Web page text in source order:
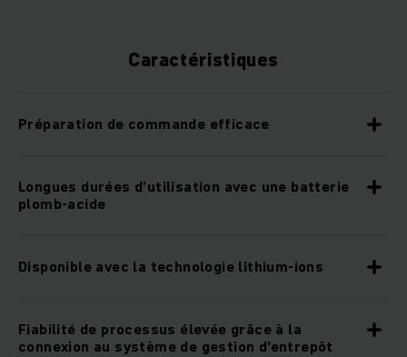
Caractéristiques
Préparation de commande efficace
Longues durées d’utilisation avec une batterie
plomb-acide
Disponible avec la technologie lithium-ions
Fiabilité de processus élevée grâce à la
connexion au système de gestion d'entrepôt